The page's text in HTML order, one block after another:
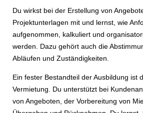
Du wirkst bei der Erstellung von
Projektunterlagen mit und lernst, wie
aufgenommen, kalkuliert und
werden. Dazu gehört auch die
Abläufen und Zuständigkeiten.
Ein fester Bestandteil der Ausbildung ist
Vermietung. Du unterstützt bei
von Angeboten, der Vorbereitung von